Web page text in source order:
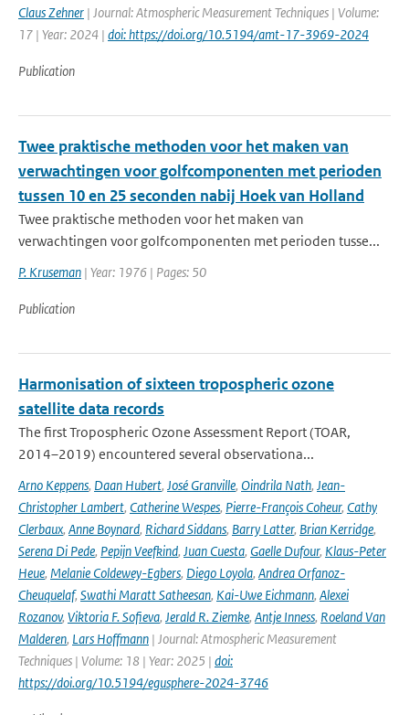
Claus Zehner | Journal: Atmospheric Measurement Techniques | Volume:
17 | Year: 2024 | doi: https://doi.org/10.5194/amt-17-3969-2024
Publication
Twee praktische methoden voor het maken van
verwachtingen voor golfcomponenten met perioden
tussen 10 en 25 seconden nabij Hoek van Holland
Twee praktische methoden voor het maken van
verwachtingen voor golfcomponenten met perioden tusse...
P. Kruseman | Year: 1976 | Pages: 50
Publication
Harmonisation of sixteen tropospheric ozone
satellite data records
The first Tropospheric Ozone Assessment Report (TOAR,
2014–2019) encountered several observationa...
Arno Keppens, Daan Hubert, José Granville, Oindrila Nath, Jean-
Christopher Lambert, Catherine Wespes, Pierre-François Coheur, Cathy
Clerbaux, Anne Boynard, Richard Siddans, Barry Latter, Brian Kerridge,
Serena Di Pede, Pepijn Veefkind, Juan Cuesta, Gaelle Dufour, Klaus-Peter
Heue, Melanie Coldewey-Egbers, Diego Loyola, Andrea Orfanoz-
Cheuquelaf, Swathi Maratt Satheesan, Kai-Uwe Eichmann, Alexei
Rozanov, Viktoria F. Sofieva, Jerald R. Ziemke, Antje Inness, Roeland Van
Malderen, Lars Hoffmann | Journal: Atmospheric Measurement
Techniques | Volume: 18 | Year: 2025 | doi:
https://doi.org/10.5194/egusphere-2024-3746